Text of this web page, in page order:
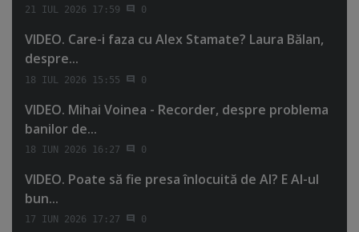
21 IUL 2026 17:59 0
VIDEO. Care-i faza cu Alex Stamate? Laura Bălan,
despre...
18 IUL 2026 15:55 0
VIDEO. Mihai Voinea - Recorder, despre problema
banilor de...
18 IUN 2026 16:27 0
VIDEO. Poate să fie presa înlocuită de AI? E AI-ul
bun...
17 IUN 2026 17:27 0